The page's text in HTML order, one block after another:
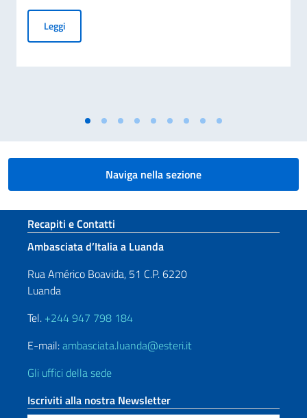
LeggiANGOLA: TEMPORANEA INTERRUZIONE LINEE
Naviga nella sezione
Sezione footer
Recapiti e Contatti
Ambasciata d’Italia a Luanda
Rua Américo Boavida, 51 C.P. 6220
Luanda
Tel. +244 947 798 184
E-mail:ambasciata.luanda@esteri.it
Gli uffici della sede
Iscriviti alla nostra Newsletter